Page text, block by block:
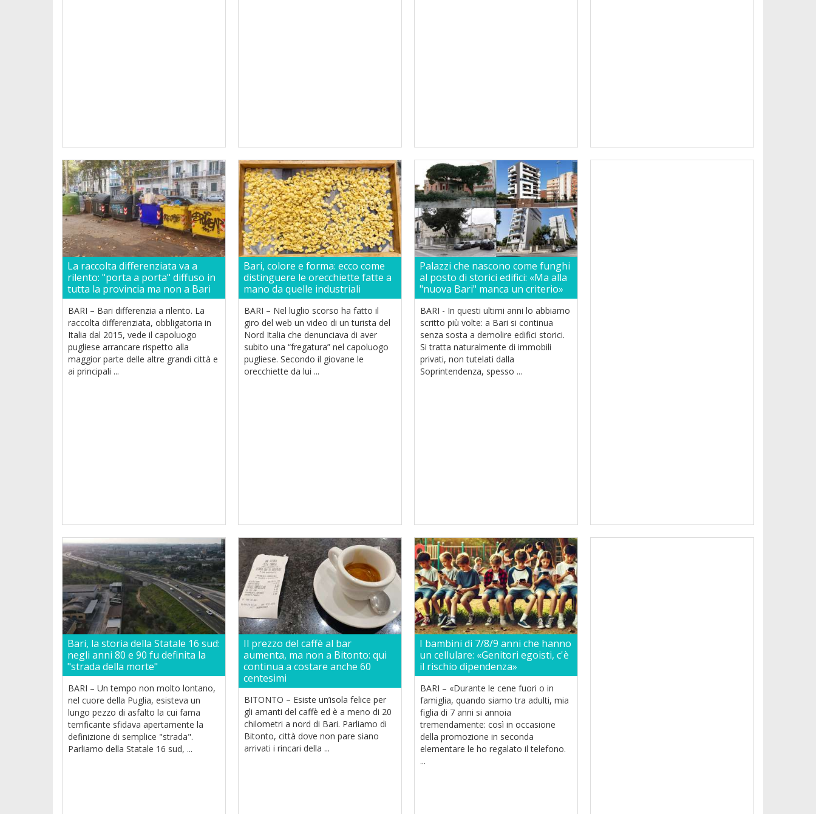
La raccolta differenziata va a
rilento: "porta a porta" diffuso in
tutta la provincia ma non a Bari
BARI – Bari differenzia a rilento. La
raccolta differenziata, obbligatoria in
Italia dal 2015, vede il capoluogo
pugliese arrancare rispetto alla
maggior parte delle altre grandi città e
ai principali ...
Bari, colore e forma: ecco come
distinguere le orecchiette fatte a
mano da quelle industriali
BARI – Nel luglio scorso ha fatto il
giro del web un video di un turista del
Nord Italia che denunciava di aver
subito una “fregatura” nel capoluogo
pugliese. Secondo il giovane le
orecchiette da lui ...
Palazzi che nascono come funghi
al posto di storici edifici: «Ma alla
"nuova Bari" manca un criterio»
BARI - In questi ultimi anni lo abbiamo
scritto più volte: a Bari si continua
senza sosta a demolire edifici storici.
Si tratta naturalmente di immobili
privati, non tutelati dalla
Soprintendenza, spesso ...
Bari, la storia della Statale 16 sud:
negli anni 80 e 90 fu definita la
"strada della morte"
BARI – Un tempo non molto lontano,
nel cuore della Puglia, esisteva un
lungo pezzo di asfalto la cui fama
terrificante sfidava apertamente la
definizione di semplice "strada".
Parliamo della Statale 16 sud, ...
Il prezzo del caffè al bar
aumenta, ma non a Bitonto: qui
continua a costare anche 60
centesimi
BITONTO – Esiste un’isola felice per
gli amanti del caffè ed è a meno di 20
chilometri a nord di Bari. Parliamo di
Bitonto, città dove non pare siano
arrivati i rincari della ...
I bambini di 7/8/9 anni che hanno
un cellulare: «Genitori egoisti, c'è
il rischio dipendenza»
BARI – «Durante le cene fuori o in
famiglia, quando siamo tra adulti, mia
figlia di 7 anni si annoia
tremendamente: così in occasione
della promozione in seconda
elementare le ho regalato il telefono.
...